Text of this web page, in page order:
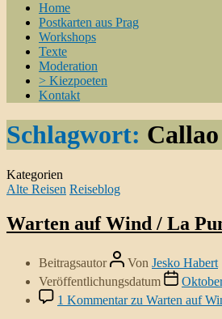
Home
Postkarten aus Prag
Workshops
Texte
Moderation
> Kiezpoeten
Kontakt
Schlagwort: Callao
Kategorien
Alte Reisen Reiseblog
Warten auf Wind / La
Beitragsautor Von Jesko Habert
Veröffentlichungsdatum
1 Kommentarzu Warten auf